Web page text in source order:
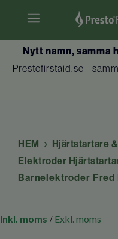
Hjärtstartare &
Brandskydd
Utbildningar
Kundtjänst
Nytt namn, samma
Prestofirstaid.se –
HEM
Hjärtstartare
Elektroder
Barnelektroder Fred
Inkl. moms / Exkl. moms